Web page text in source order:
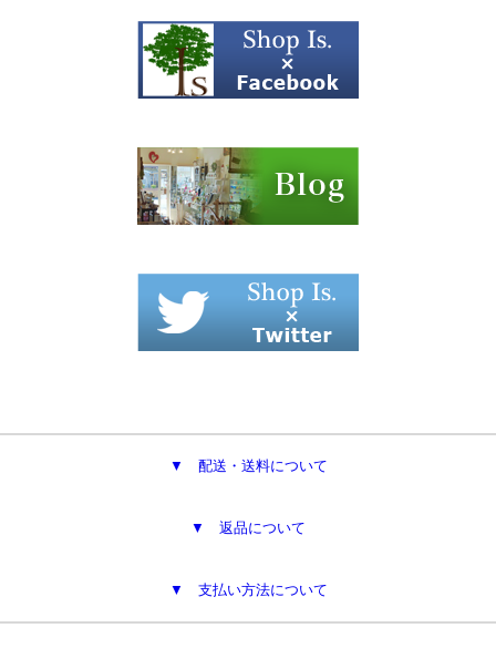
▼ 配送・送料について
▼ 返品について
▼ 支払い方法について